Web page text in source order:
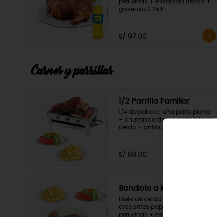
gaseosa 2.25 Lt.
S/ 97.00
Carnes y parrillas
1/2 Parrilla Familiar
1/4 de pollo la leña parte pierna
+ churrasco de res + chuleta de
cerdo + anticucho +  chorizo +
fresca.
S/ 88.00
Bondiola a la parrilla
Filete de cerdo de 500gr. +
crocantes papas fritas
peruanas + ensalada fresca.